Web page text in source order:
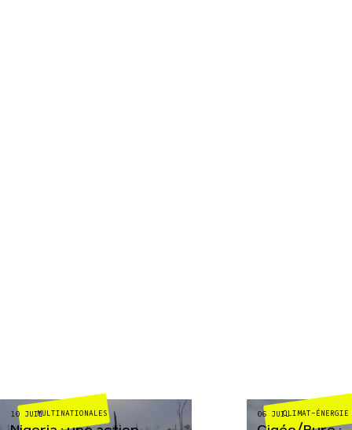
MULTINATIONALES
10 JUIL CLIMAT-ÉNERGIE
06 JUIL